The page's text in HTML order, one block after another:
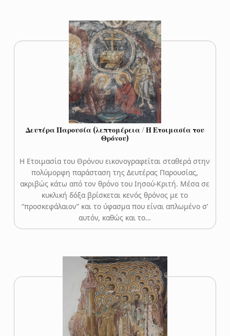
Δευτέρα Παρουσία (λεπτομέρεια / Η Ετοιμασία του
Θρόνου)
Η Ετοιμασία του Θρόνου εικονογραφείται σταθερά στην
πολύμορφη παράσταση της Δευτέρας Παρουσίας,
ακριβώς κάτω από τον θρόνο του Ιησού-Κριτή. Μέσα σε
κυκλική δόξα βρίσκεται κενός θρόνος με το
“προσκεφάλαιον” και το ύφασμα που είναι απλωμένο σ’
αυτόν, καθώς και το…